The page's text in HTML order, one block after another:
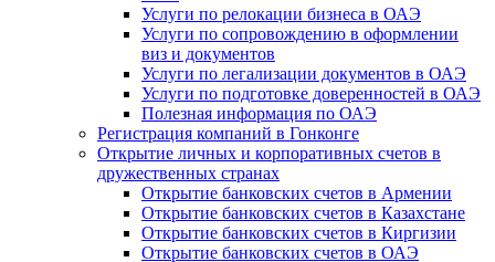
Услуги по релокации бизнеса в ОАЭ
Услуги по сопровождению в оформлении
виз и документов
Услуги по легализации документов в ОАЭ
Услуги по подготовке доверенностей в ОАЭ
Полезная информация по ОАЭ
Регистрация компаний в Гонконге
Открытие личных и корпоративных счетов в
дружественных странах
Открытие банковских счетов в Армении
Открытие банковских счетов в Казахстане
Открытие банковских счетов в Киргизии
Открытие банковских счетов в ОАЭ